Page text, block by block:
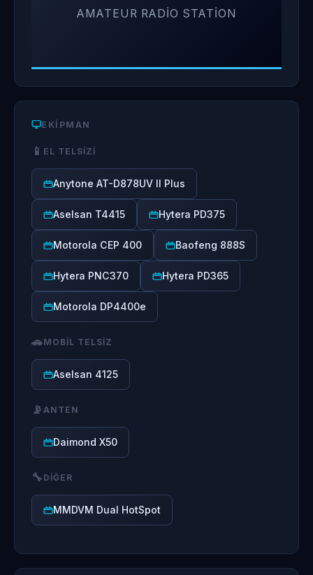
AMATEUR RADIO STATION
EKIPMAN
📱 EL TELSIZI
Anytone AT-D878UV II Plus
Aselsan T4415 Hytera PD375
Motorola CEP 400 Baofeng 888S
Hytera PNC370 Hytera PD365
Motorola DP4400e
🚗MOBIL TELSIZ
Aselsan 4125
📡 ANTEN
Daimond X50
🔧 DIĞER
MMDVM Dual HotSpot